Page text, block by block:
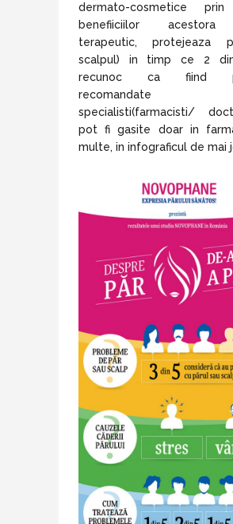
dermato-cosmetice prin
benefiiciilor
terapeutic, protejeaza
scalpul) in timp ce 2
recunoc ca fiind
specialisti(farmacisti/
pot fi gasite doar in
multe, in infograficul de mai